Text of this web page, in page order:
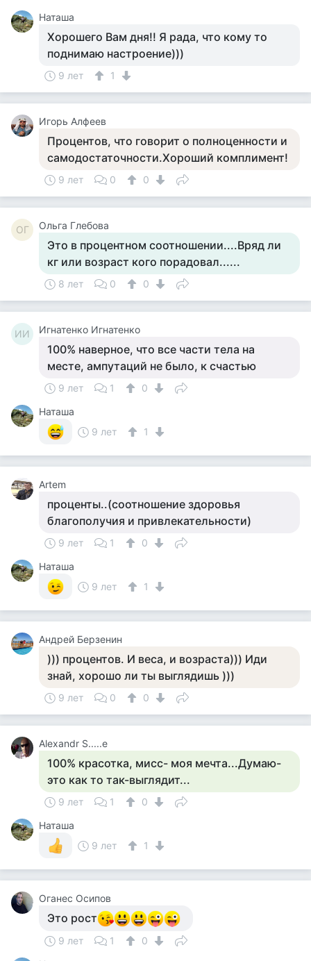
Наташа
Хорошего Вам дня!! Я рада, что кому то
поднимаю настроение)))
9 лет 1
Игорь Алфеев
Процентов, что говорит о полноценности и
самодостаточности.Хороший комплимент!
9 лет 0 0
ОГ Ольга Глебова
Это в процентном соотношении....Вряд ли
кг или возраст кого порадовал......
8 лет 0 0
ИИ Игнатенко Игнатенко
100% наверное, что все части тела на
месте, ампутаций не было, к счастью
9 лет 1
0
Наташа
9 лет
1
Artem
проценты..(соотношение здоровья
благополучия и привлекательности)
9 лет 1
0
Наташа
9 лет
1
Андрей Берзенин
))) процентов. И веса, и возраста))) Иди
знай, хорошо ли ты выглядишь )))
9 лет 0 0
Alexandr S.....e
100% красотка, мисс- моя мечта...Думаю-
это как то так-выглядит...
9 лет 1
0
Наташа
9 лет
1
Оганес Осипов
Это рост
9 лет 1
0